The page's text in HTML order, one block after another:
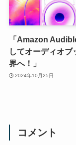
「Amazon
してオーディオブ
界へ！」
2024年10月25日
コメント